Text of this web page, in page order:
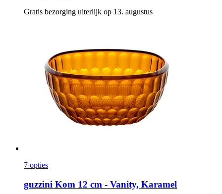
Gratis bezorging uiterlijk op 13. augustus
7 opties
guzzini Kom 12 cm -​ Vanity, Karamel